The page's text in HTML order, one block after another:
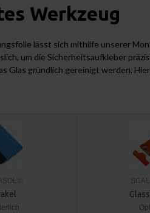
Werkzeug
lässt sich mithilfe unserer
um die Sicherheitsaufkleber
Glas gründlich gereinigt werden.